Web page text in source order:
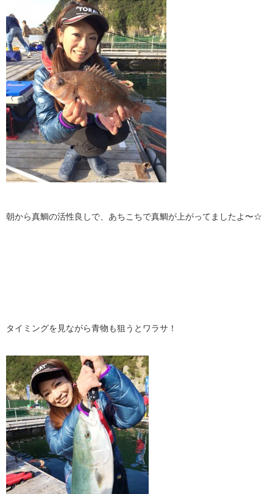
朝から真鯛の活性良しで、あちこちで真鯛が上がってましたよ〜☆
タイミングを見ながら青物も狙うとワラサ！